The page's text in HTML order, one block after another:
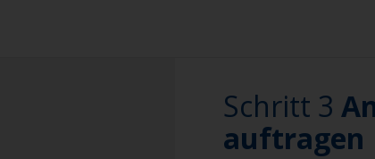
Selbst wenn das
leichtes
beste Haftung in
Schritt 3
auftragen